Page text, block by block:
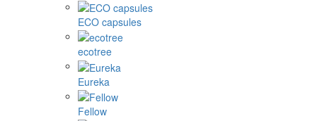
ECO capsules
ecotree
Eureka
Fellow